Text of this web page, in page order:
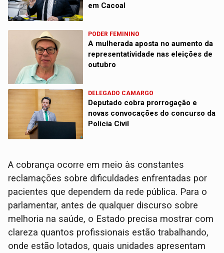
em Cacoal
PODER FEMININO
A mulherada aposta no aumento da
representatividade nas eleições de
outubro
DELEGADO CAMARGO
Deputado cobra prorrogação e
novas convocações do concurso da
Polícia Civil
A cobrança ocorre em meio às constantes
reclamações sobre dificuldades enfrentadas por
pacientes que dependem da rede pública. Para o
parlamentar, antes de qualquer discurso sobre
melhoria na saúde, o Estado precisa mostrar com
clareza quantos profissionais estão trabalhando,
onde estão lotados, quais unidades apresentam